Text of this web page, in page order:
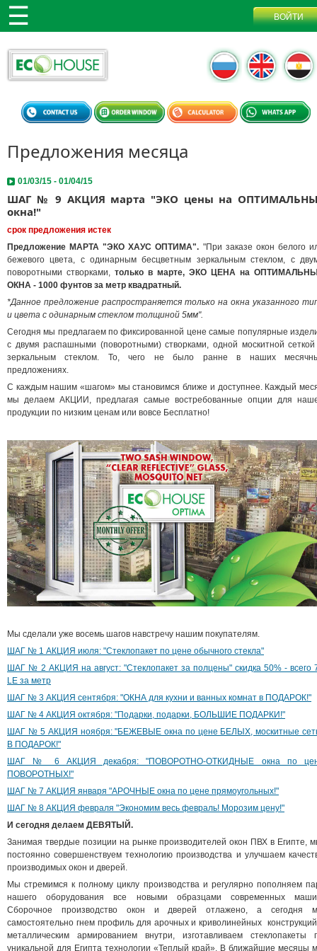
Предложения месяца
01/03/15 - 01/04/15
ШАГ № 9 АКЦИЯ марта "ЭКО цены на
окна!"
срок предложения истек
Предложение МАРТА "ЭКО ХАУС ОПТИМА". "При заказе окон белого
бежевого цвета, с одинарным бесцветным зеркальным стеклом, с
поворотными створками, только в марте, ЭКО ЦЕНА на
ОКНА - 1000 фунтов за метр квадратный.
*Данное предложение распространяется только на окна указанного
и цвета с одинарным стеклом толщиной 5мм".
Сегодня мы предлагаем по фиксированной цене самые популярные
с двумя распашными (поворотными) створками, одной москитной
зеркальным стеклом. То, чего не было ранне в наших
предложениях.
С каждым нашим «шагом» мы становимся ближе и доступнее. Каждый
мы делаем АКЦИИ, предлагая самые востребованные опции для
продукции по низким ценам или вовсе Бесплатно!
Мы сделали уже восемь шагов навстречу нашим покупателям.
ШАГ № 1 АКЦИЯ июля: "Стеклопакет по цене обычного стекла"
ШАГ № 2 АКЦИЯ на август: "Стеклопакет за полцены" скидка 50% - всего
LE за метр
ШАГ № 3 АКЦИЯ сентября: "ОКНА для кухни и ванных комнат в ПОДАРОК!"
ШАГ № 4 АКЦИЯ октября: "Подарки, подарки, БОЛЬШИЕ ПОДАРКИ!"
ШАГ № 5 АКЦИЯ ноября: "БЕЖЕВЫЕ окна по цене БЕЛЫХ, москитные
В ПОДАРОК!"
ШАГ № 6 АКЦИЯ декабря: "ПОВОРОТНО-ОТКИДНЫЕ окна по
ПОВОРОТНЫХ!"
ШАГ № 7 АКЦИЯ января "АРОЧНЫЕ окна по цене прямоугольных!"
ШАГ № 8 АКЦИЯ февраля "Экономим весь февраль! Морозим цену!"
И сегодня делаем ДЕВЯТЫЙ.
Занимая твердые позиции на рынке производителей окон ПВХ в Египте,
постоянно совершенствуем технологию производства и улучшаем
производимых окон и дверей.
Мы стремимся к полному циклу производства и регулярно пополняем
нашего оборудования все новыми образцами современных
Сборочное производство окон и дверей отлажено, а сегодня
самостоятельно гнем профиль для арочных и криволинейных
металлическим армированием внутри, изготавливаем стеклопакеты
уникальной для Египта технологии «Теплый край». В ближайшие месяцы